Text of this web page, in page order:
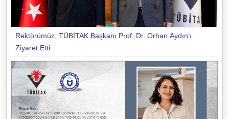
Rektörümüz, TÜBİTAK Başkanı Prof. Dr. Orhan Aydın’ı
Ziyaret Etti